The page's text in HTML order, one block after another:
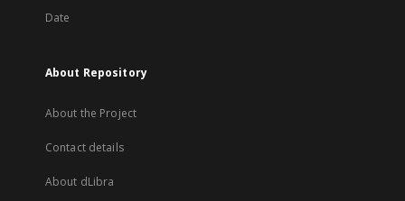
Date
About Repository
About the Project
Contact details
About dLibra